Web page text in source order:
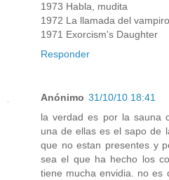
1973 Habla, mudita
1972 La llamada del vampiro
1971 Exorcism's Daughter
Responder
Anónimo 31/10/10 18:41
la verdad es por la sauna
una de ellas es el sapo de
que no estan presentes y
sea el que ha hecho los
tiene mucha envidia. no es